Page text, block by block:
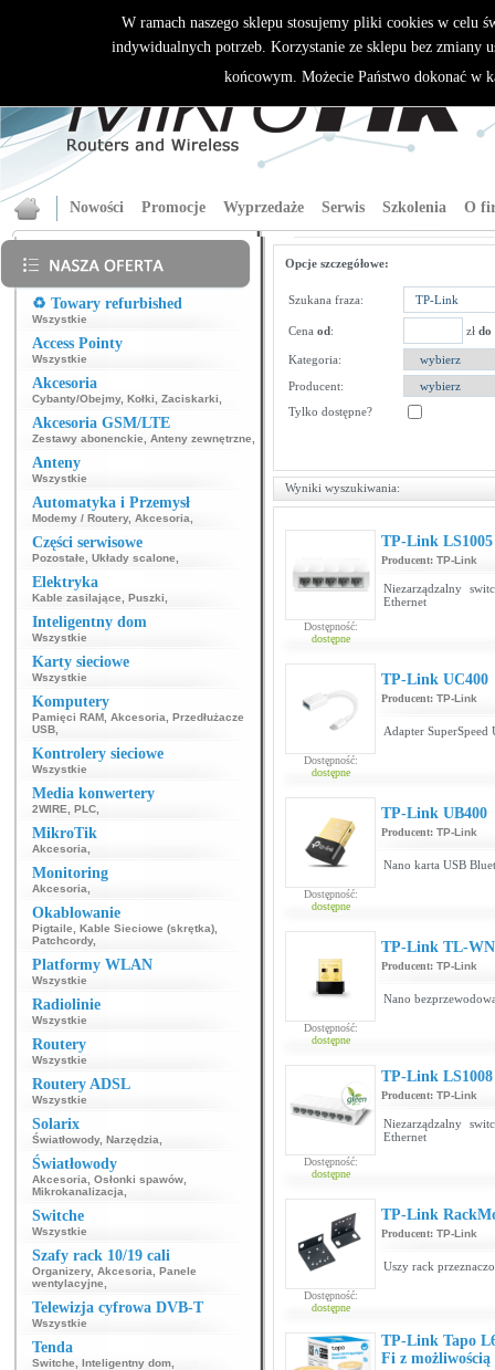
Nowości Promocje Wyprzedaże Serwis Szkolenia O
♻️ Towary refurbished
Wszystkie
Access Pointy
Wszystkie
Akcesoria
Cybanty/Obejmy, Kołki Zaciskarki
Akcesoria GSM/LTE
Zestawy abonenckie Anteny zewnętrzne
Anteny
Wszystkie
Automatyka i Przemysł
Modemy / Routery, Akcesoria
Części serwisowe
Pozostałe Układy scalone
Elektryka
Kable zasilające Puszki
Inteligentny dom
Wszystkie
Karty sieciowe
Wszystkie
Komputery
Pamięci RAM Akcesoria
Przedłużacze
USB
Kontrolery sieciowe
Wszystkie
Media konwertery
2WIRE PLC
MikroTik
Akcesoria
Monitoring
Akcesoria
Okablowanie
Pigtaile Kable Sieciowe (skrętka)
Patchcordy,
Platformy WLAN
Wszystkie
Radiolinie
Wszystkie
Routery
Wszystkie
Routery ADSL
Wszystkie
Solarix
Światłowody, Narzędzia
Światłowody
Akcesoria Osłonki spawów
Mikrokanalizacja
Switche
Wszystkie
Szafy rack 10/19 cali
Organizery, Akcesoria
Panele
wentylacyjne
Telewizja cyfrowa DVB-T
Wszystkie
Tenda
Switche Inteligentny dom
Opcje szczegółowe:
Szukana fraza:
Cena od: zł do
Kategoria:
Producent:
Tylko dostępne?
Wyniki wyszukiwania:
Dostępność:
dostępne
TP-Link LS1005
Producent: TP-Link
Niezarządzalny
Ethernet
Dostępność:
dostępne
TP-Link UC400
Producent: TP-Link
Adapter
Dostępność:
dostępne
TP-Link UB400
Producent: TP-Link
Nano karta USB
Dostępność:
dostępne
TP-Link TL-
Producent: TP-Link
Nano
Dostępność:
dostępne
TP-Link LS1008
Producent: TP-Link
Niezarządzalny
Ethernet
Dostępność:
dostępne
TP-Link
Producent: TP-Link
Uszy rack
TP-Link Tapo
Fi z możliwością
W ramach naszego sklepu stosujemy pliki cookies w celu
indywidualnych potrzeb. Korzystanie ze sklepu bez zmiany
końcowym. Możecie Państwo dokonać w